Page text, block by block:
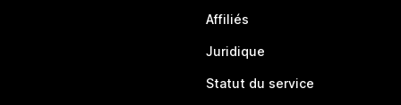
Affiliés
Juridique
Statut du service